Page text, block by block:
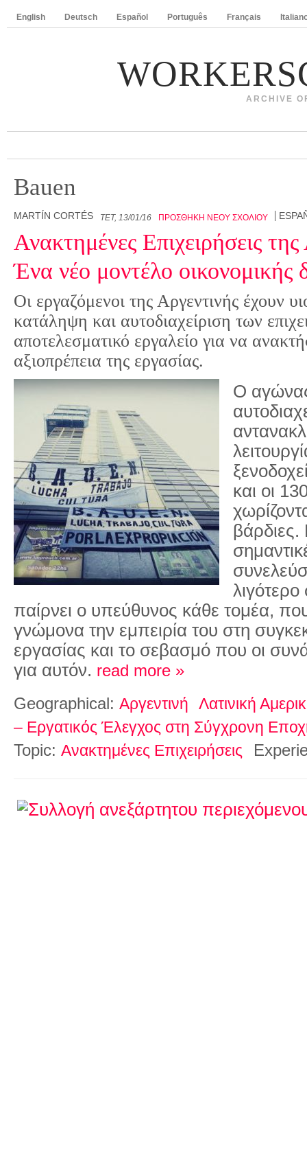
English Deutsch Español Português Français
ARCHIVE
Bauen
MARTÍN CORTÉS ΤΕΤ, 13/01/16 ΠΡΟΣΘΉΚΗ ΝΈΟΥ ΣΧΟΛΊΟΥ
Ανακτημένες Επιχειρήσεις της
Ένα νέο μοντέλο οικονομικής
Οι εργαζόμενοι της Αργεντινής έχουν
κατάληψη και αυτοδιαχείριση των
αποτελεσματικό εργαλείο για να
αξιοπρέπεια της εργασίας.
Ο
και οι
βάρδιες.
λιγότερο
παίρνει ο υπεύθυνος κάθε τομέα,
γνώμονα την εμπειρία του στη
εργασίας και το σεβασμό που οι
για αυτόν. read more »
Geographical: Αργεντινή
Λατινική
– Εργατικός Έλεγχος στη Σύγχρονη
Topic: Ανακτημένες Επιχειρήσεις